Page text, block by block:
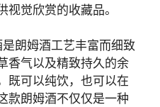
视觉欣赏的收藏品。
朗姆酒工艺丰富而细致
香气以及精致持久的余
既可以纯饮，也可以在
款朗姆酒不仅仅是一种